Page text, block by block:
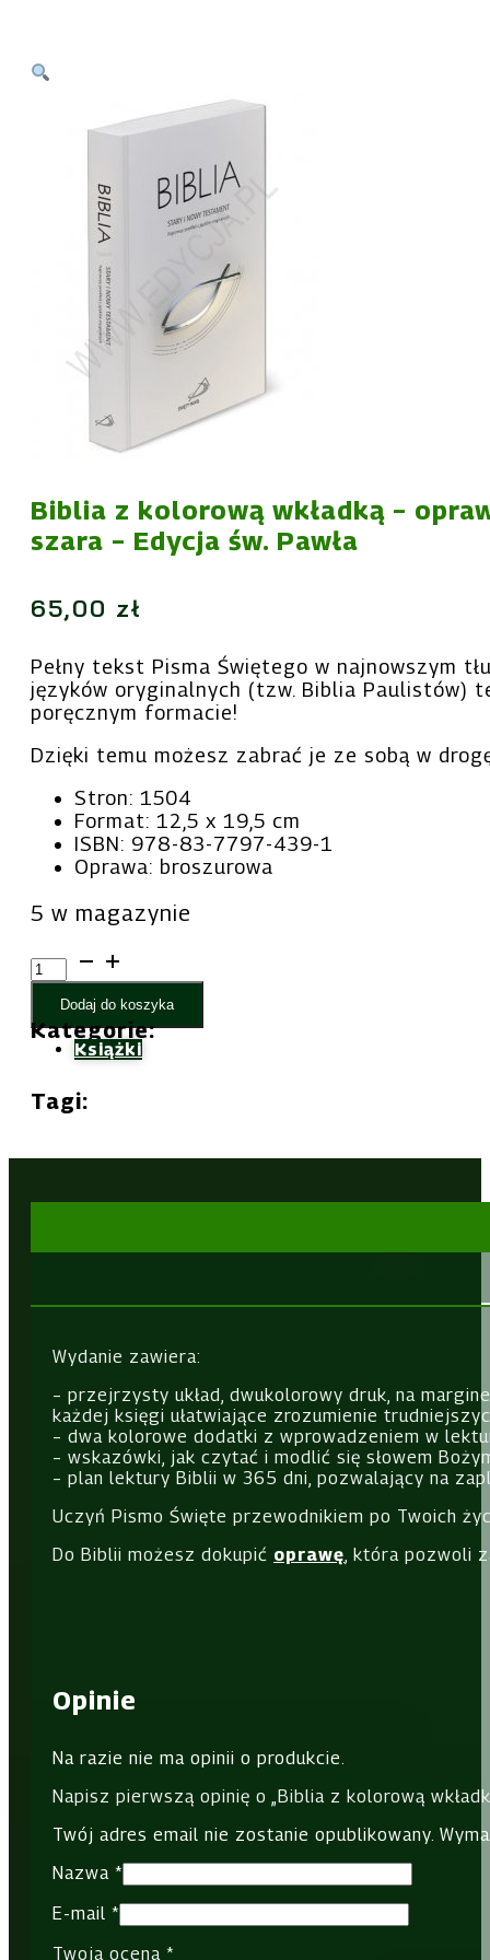
Biblia z kolorową wkładką –
szara – Edycja św. Pawła
65,00 zł
Pełny tekst Pisma Świętego w najnowszym
języków oryginalnych (tzw. Biblia Paulistów)
poręcznym formacie!
Dzięki temu możesz zabrać je ze sobą w
Stron: 1504
Format: 12,5 x 19,5 cm
ISBN: 978-83-7797-439-1
Oprawa: broszurowa
5 w magazynie
ilość
Biblia
kolorową
wkładką
-
oprawa
-
św.
Dodaj do koszyka
Kategorie:
Książki
Tagi:
Wydanie zawiera:
– przejrzysty układ, dwukolorowy druk, na
każdej księgi ułatwiające zrozumienie
– dwa kolorowe dodatki z wprowadzeniem w
– wskazówki, jak czytać i modlić się słowem
– plan lektury Biblii w 365 dni, pozwalający na
Uczyń Pismo Święte przewodnikiem po Twoich
Do Biblii możesz dokupić oprawę , która pozwoli
Opinie
Na razie nie ma opinii o produkcie.
Napisz pierwszą opinię o „Biblia z kolorową
Twój adres email nie zostanie opublikowany.
Nazwa *
E-mail *
Twoja ocena *